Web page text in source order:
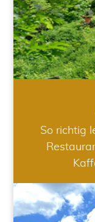
So richtig